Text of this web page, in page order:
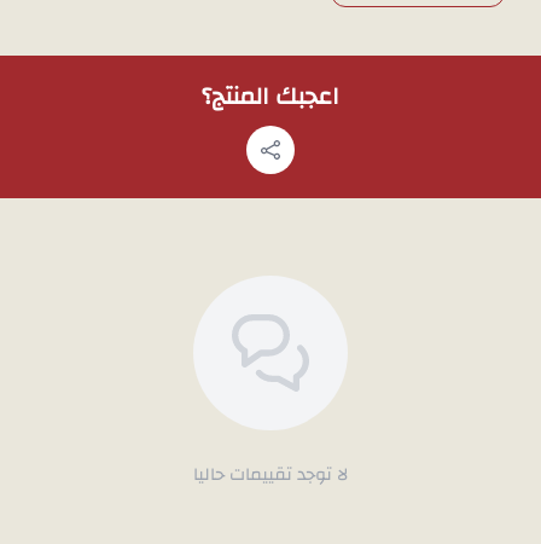
صور إضافية عبرالواتساب، وسوف نقوم بتصويره بالجوال.
اعجبك المنتج؟
لا توجد تقييمات حاليا